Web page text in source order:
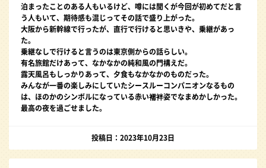
泊まったことのある人もいるけど、噂には聞くが今回が初めてだと言
う人もいて、期待感も混じってその話で盛り上がった。
大阪から新幹線で行ったが、直行で行けると思いきや、乗継があっ
た。
乗継なしで行けると言うのは東京側からの話らしい。
有名旅館だけあって、なかなかの純和風の門構えだ。
露天風呂もしっかりあって、夕食もなかなかのものだった。
みんなが一番の楽しみにしていたシースルーコンパニオンなるもの
は、ほのかのシンボルになっている赤い襦袢姿でなまめかしかった。
最高の夜を過ごせました。
投稿日：2023年10月23日